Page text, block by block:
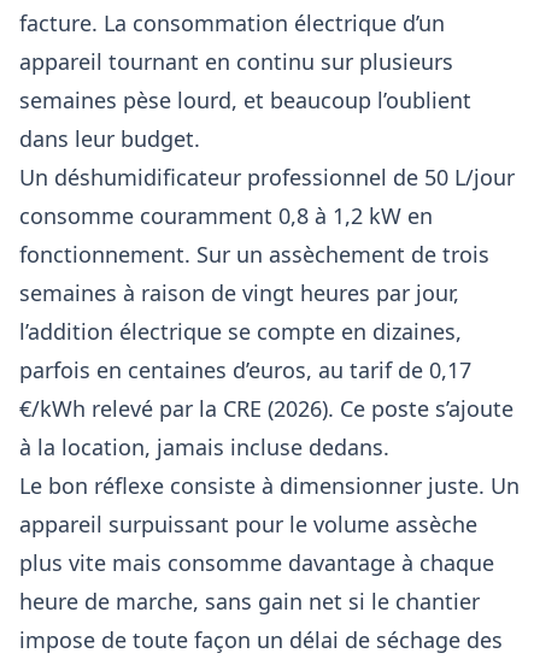
facture. La consommation électrique d’un
appareil tournant en continu sur plusieurs
semaines pèse lourd, et beaucoup l’oublient
dans leur budget.
Un déshumidificateur professionnel de 50 L/jour
consomme couramment 0,8 à 1,2 kW en
fonctionnement. Sur un assèchement de trois
semaines à raison de vingt heures par jour,
l’addition électrique se compte en dizaines,
parfois en centaines d’euros, au tarif de 0,17
€/kWh relevé par la CRE (2026). Ce poste s’ajoute
à la location, jamais incluse dedans.
Le bon réflexe consiste à dimensionner juste. Un
appareil surpuissant pour le volume assèche
plus vite mais consomme davantage à chaque
heure de marche, sans gain net si le chantier
impose de toute façon un délai de séchage des